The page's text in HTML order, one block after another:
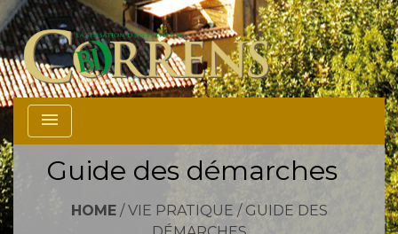
menu
Guide des démarches
HOME/ VIE PRATIQUE / GUIDE DES